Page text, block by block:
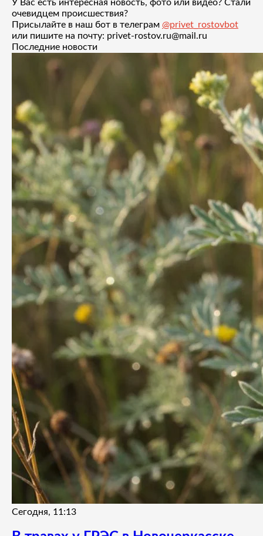
У Вас есть интересная новость, фото или видео? Стали
очевидцем происшествия?
Присылайте в наш бот в телеграм @privet_rostovbot
или пишите на почту: privet-rostov.ru@mail.ru
Последние новости
Сегодня, 11:13